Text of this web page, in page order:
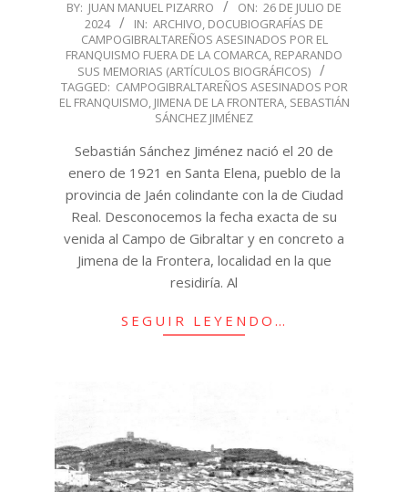
2024-
26
BY: JUAN MANUEL PIZARRO ON: 26 DE JULIO DE
2024
IN: ARCHIVO, DOCUBIOGRAFÍAS DE
CAMPOGIBRALTAREÑOS ASESINADOS POR EL
FRANQUISMO FUERA DE LA COMARCA, REPARANDO
SUS MEMORIAS (ARTÍCULOS BIOGRÁFICOS)
TAGGED: CAMPOGIBRALTAREÑOS ASESINADOS POR
EL FRANQUISMO, JIMENA DE LA FRONTERA, SEBASTIÁN
SÁNCHEZ JIMÉNEZ
Sebastián Sánchez Jiménez nació el 20 de
enero de 1921 en Santa Elena, pueblo de la
provincia de Jaén colindante con la de Ciudad
Real. Desconocemos la fecha exacta de su
venida al Campo de Gibraltar y en concreto a
Jimena de la Frontera, localidad en la que
residiría. Al
SEGUIR LEYENDO…